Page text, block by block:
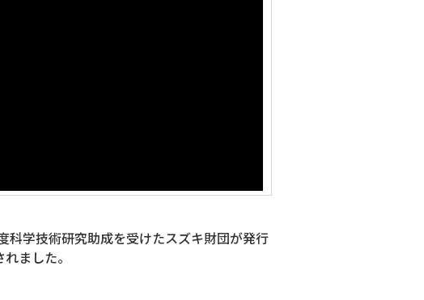
学技術研究助成を受けたスズキ財団が発行
ました。